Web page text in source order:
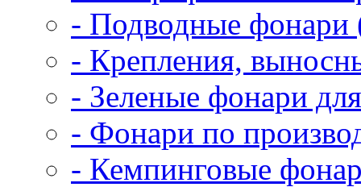
- Подводные фонари
- Крепления,
- Зеленые фонари
- Фонари по
- Кемпинговые